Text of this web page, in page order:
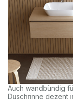
Auch wandbündig
Duschrinne dezent